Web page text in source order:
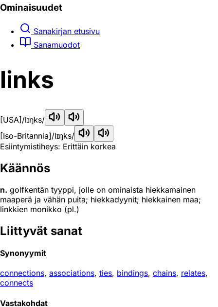
Ominaisuudet
Sanakirjan etusivu
Sanamuodot
links
[USA] /lɪŋks/
[Iso-Britannia]/lɪŋks/
Esiintymistiheys: Erittäin korkea
Käännös
n. golfkentän tyyppi, jolle on ominaista hiekkamainen
maaperä ja vähän puita; hiekkadyynit; hiekkainen maa;
linkkien monikko (pl.)
Liittyvät sanat
Synonyymit
connections, associations, ties, bindings, chains, relates,
connects
Vastakohdat